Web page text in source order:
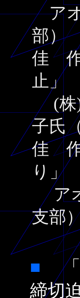
アオ
部）
佳
止」
(株)
子氏
佳
り」
ア
支部
■
締切